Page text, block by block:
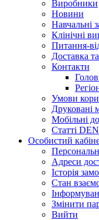
Виробники
Новини
Навчальні
Клінічні
Питання-
Доставка
Контакти
Умови
Друковані
Мобільні
Статті
Особистий
Адреси
Історія
Стан
Змінити
Вийти